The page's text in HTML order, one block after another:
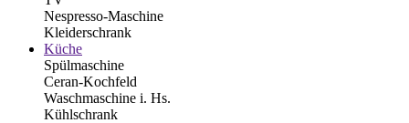
Nespresso-Maschine
Kleiderschrank
Küche
Spülmaschine
Ceran-Kochfeld
Waschmaschine i. Hs.
Kühlschrank